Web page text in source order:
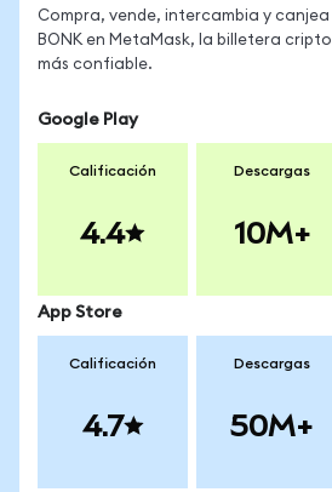
Compra, vende, intercambia y canjea
BONK en MetaMask, la billetera cripto
más confiable.
Google Play
Calificación
4.4
Descargas
10M+
App Store
Calificación
4.7
Descargas
50M+